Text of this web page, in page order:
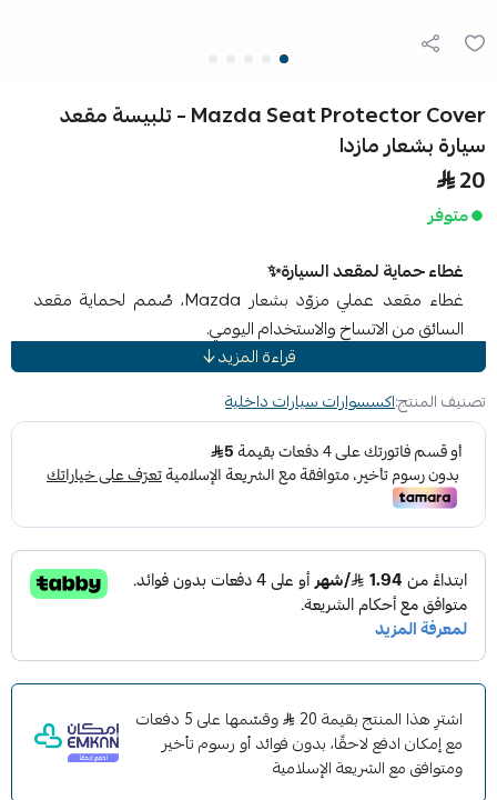
Mazda Seat Protector Cover – تلبيسة مقعد
سيارة بشعار مازدا
20
متوفر
غطاء حماية لمقعد السيارة✨
غطاء مقعد عملي مزوّد بشعار Mazda، صُمم لحماية مقعد
السائق من الاتساخ والاستخدام اليومي.
يمكن استخدامه بسهولة في التنقل اليومي، بعد التمارين، أثناء
المميزات
يساعد على حماية المقعد من الأوساخ والبقع الخفيفة
تركيب سريع خلال ثوانٍ بدون أدوات
قابل للغسيل وإعادة الاستخدام
خفيف وسهل التخزين داخل السيارة
تصميم بسيط بشعار Mazda
الاستخدام اليومي
مناسب للاستخدام:
بعد التمارين أو الأنشطة الخارجية
الرحلات والسفر
الاستخدام اليومي المتكرر للسيارة
الرغبة في الحفاظ على نظافة المقعد لفترة أطول
المقاس: يناسب أغلب مقاعد السيارات
قراءة المزيد
تصنيف المنتج:اكسسوارات سيارات داخلية
اشترِ هذا المنتج بقيمة 20
وقسّمها على 5 دفعات
مع إمكان ادفع لاحقًا، بدون فوائد أو رسوم تأخير
ومتوافق مع الشريعة الإسلامية